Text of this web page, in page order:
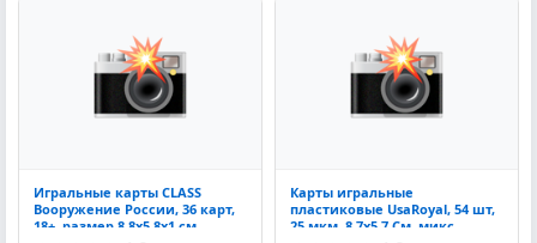
Игральные карты CLASS
Вооружение России, 36 карт,
18+, размер 8.8x5.8x1 см
Карты игральные
пластиковые UsaRoyal, 54 шт,
25 мкм, 8.7х5.7 См, микс